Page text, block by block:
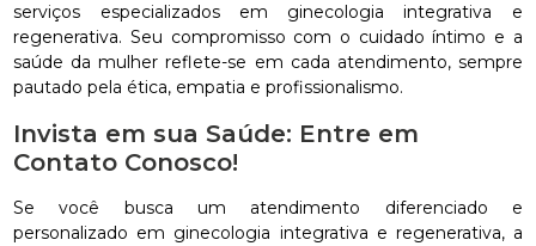
serviços especializados em ginecologia integrativa e
regenerativa. Seu compromisso com o cuidado íntimo e a
saúde da mulher reflete-se em cada atendimento, sempre
pautado pela ética, empatia e profissionalismo.
Invista em sua Saúde: Entre em
Contato Conosco!
Se você busca um atendimento diferenciado e
personalizado em ginecologia integrativa e regenerativa, a